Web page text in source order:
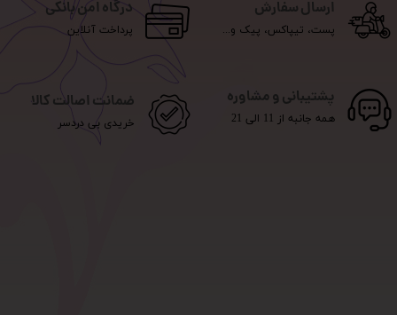
ارسال سفارش
پست، تیپاکس، پیک و...
درگاه امن بانکی
پرداخت آنلاین
پشتیبانی و مشاوره
همه جانبه از 11 الی 21
ضمانت اصالت کالا
خریدی بی دردسر